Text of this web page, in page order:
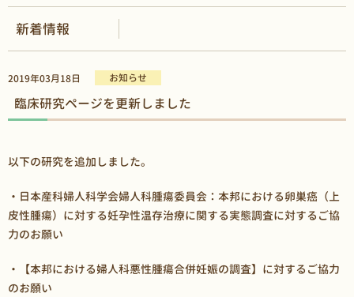
新着情報
2019年03月18日 お知らせ
臨床研究ページを更新しました
以下の研究を追加しました。
・日本産科婦人科学会婦人科腫瘍委員会：本邦における卵巣癌（上
皮性腫瘍）に対する妊孕性温存治療に関する実態調査に対するご協
力のお願い
・【本邦における婦人科悪性腫瘍合併妊娠の調査】に対するご協力
のお願い